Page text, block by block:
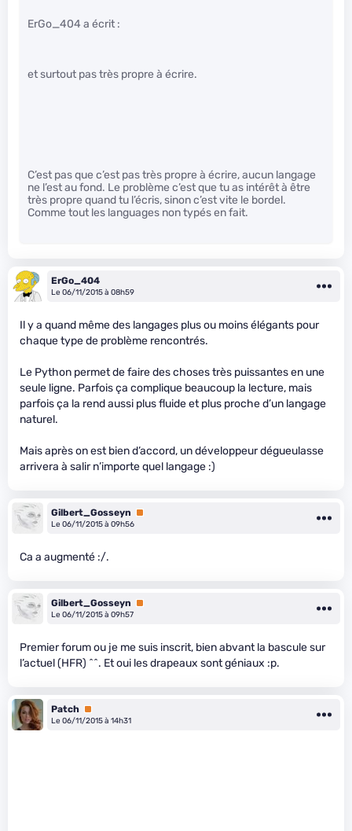
ErGo_404 a écrit :
et surtout pas très propre à écrire.
C’est pas que c’est pas très propre à écrire, aucun langage
ne l’est au fond. Le problème c’est que tu as intérêt à être
très propre quand tu l’écris, sinon c’est vite le bordel.
Comme tout les languages non typés en fait.
ErGo_404
Le 06/11/2015 à 08h59
Il y a quand même des langages plus ou moins élégants pour
chaque type de problème rencontrés.
Le Python permet de faire des choses très puissantes en une
seule ligne. Parfois ça complique beaucoup la lecture, mais
parfois ça la rend aussi plus fluide et plus proche d’un langage
naturel.
Mais après on est bien d’accord, un développeur dégueulasse
arrivera à salir n’importe quel langage :)
Gilbert_Gosseyn
Premium
Le 06/11/2015 à 09h56
Ca a augmenté :/.
Gilbert_Gosseyn
Premium
Le 06/11/2015 à 09h57
Premier forum ou je me suis inscrit, bien abvant la bascule sur
l’actuel (HFR) ^^. Et oui les drapeaux sont géniaux :p.
Patch Premium
Le 06/11/2015 à 14h31